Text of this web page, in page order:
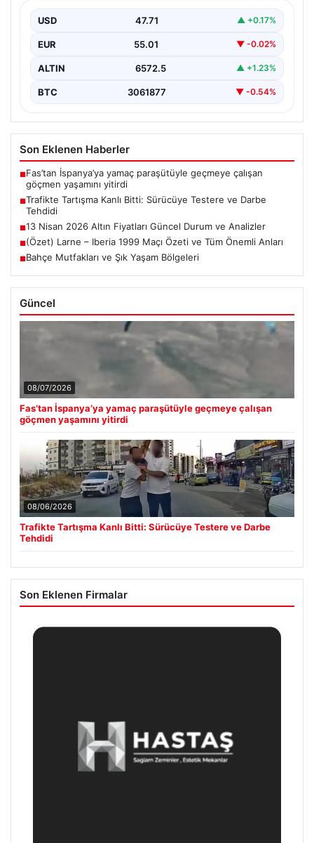
bir tartışma, şiddet olayına dönüştü. Olay sırasında bir…
USD 47.71 ▲ +0.17%
EUR 55.01 ▼ -0.02%
ALTIN 6572.5 ▲ +1.23%
BTC 3061877 ▼ -0.54%
Son Eklenen Haberler
■Fas’tan İspanya’ya yamaç paraşütüyle geçmeye çalışan
göçmen yaşamını yitirdi
■Trafikte Tartışma Kanlı Bitti: Sürücüye Testere ve Darbe
Tehdidi
■13 Nisan 2026 Altın Fiyatları Güncel Durum ve Analizler
■(Özet) Larne – Iberia 1999 Maçı Özeti ve Tüm Önemli Anları
■Bahçe Mutfakları ve Şık Yaşam Bölgeleri
Güncel
08/07/2026
Fas’tan İspanya’ya yamaç paraşütüyle geçmeye çalışan
göçmen yaşamını yitirdi
08/06/2026
Trafikte Tartışma Kanlı Bitti: Sürücüye Testere ve Darbe
Tehdidi
Son Eklenen Firmalar